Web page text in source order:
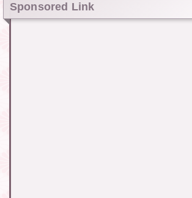
Sponsored Link